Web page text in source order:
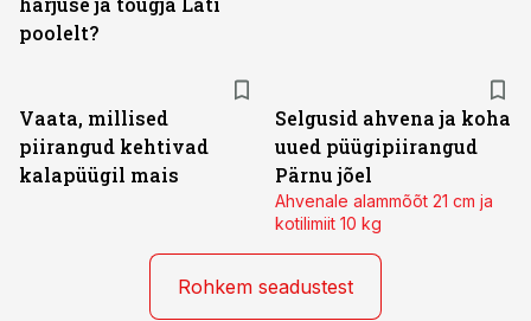
poolelt?
Vaata, millised
piirangud kehtivad
kalapüügil mais
Selgusid ahvena ja koha
uued püügipiirangud
Pärnu jõel
Ahvenale alammõõt 21 cm ja
kotilimiit 10 kg
Rohkem seadustest